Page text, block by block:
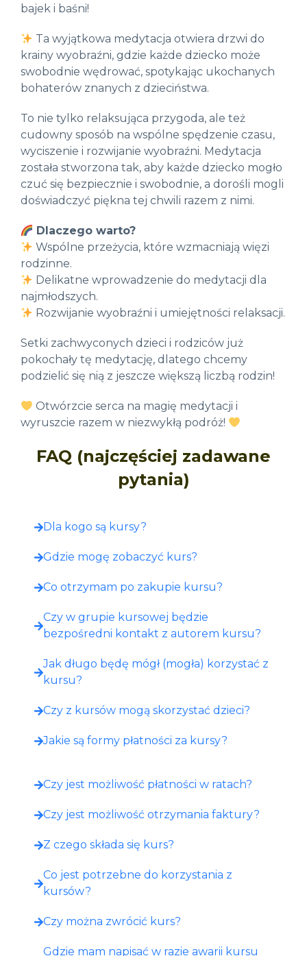
bajek i baśni!
Ta wyjątkowa medytacja otwiera drzwi do
krainy wyobraźni, gdzie każde dziecko może
swobodnie wędrować, spotykając ukochanych
bohaterów znanych z dzieciństwa.
To nie tylko relaksująca przygoda, ale też
cudowny sposób na wspólne spędzenie czasu,
wyciszenie i rozwijanie wyobraźni. Medytacja
została stworzona tak, aby każde dziecko mogło
czuć się bezpiecznie i swobodnie, a dorośli mogli
doświadczyć piękna tej chwili razem z nimi.
Dlaczego warto?
Wspólne przeżycia, które wzmacniają więzi
rodzinne.
Delikatne wprowadzenie do medytacji dla
najmłodszych.
Rozwijanie wyobraźni i umiejętności relaksacji.
Setki zachwyconych dzieci i rodziców już
pokochały tę medytację, dlatego chcemy
podzielić się nią z jeszcze większą liczbą rodzin!
Otwórzcie serca na magię medytacji i
wyruszcie razem w niezwykłą podróż!
FAQ (najczęściej zadawane
pytania)
Dla kogo są kursy?
Gdzie mogę zobaczyć kurs?​
Co otrzymam po zakupie kursu?​
Czy w grupie kursowej będzie
bezpośredni kontakt z autorem kursu?
Jak długo będę mógł (mogła) korzystać z
kursu?
Czy z kursów mogą skorzystać dzieci?
Jakie są formy płatności za kursy?
Czy jest możliwość płatności w ratach?
Czy jest możliwość otrzymania faktury?
Z czego składa się kurs?
Co jest potrzebne do korzystania z
kursów?
Czy można zwrócić kurs?
Gdzie mam napisać w razie awarii kursu